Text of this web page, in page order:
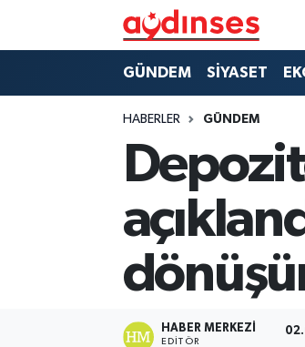
GÜNDEM SİYASET
HABERLER GÜNDEM
HABER MERKEZI
EDITÖR
Nöbetçi Eczaneler
Hava Durumu
Aydin Namaz Vakitleri
Trafik Durumu
Süper Lig Puan Durumu ve Fikstür